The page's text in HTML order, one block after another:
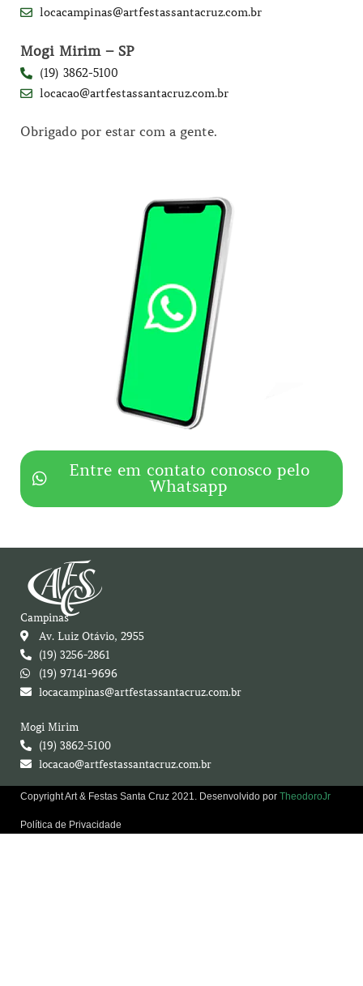
locacampinas@artfestassantacruz.com.br
Mogi Mirim – SP
(19) 3862-5100
locacao@artfestassantacruz.com.br
Obrigado por estar com a gente.
Entre em contato conosco pelo
Whatsapp
Campinas
Av. Luiz Otávio, 2955
(19) 3256-2861
(19) 97141-9696
locacampinas@artfestassantacruz.com.br
Mogi Mirim
(19) 3862-5100
locacao@artfestassantacruz.com.br
Copyright Art & Festas Santa Cruz 2021. Desenvolvido por TheodoroJr
Política de Privacidade